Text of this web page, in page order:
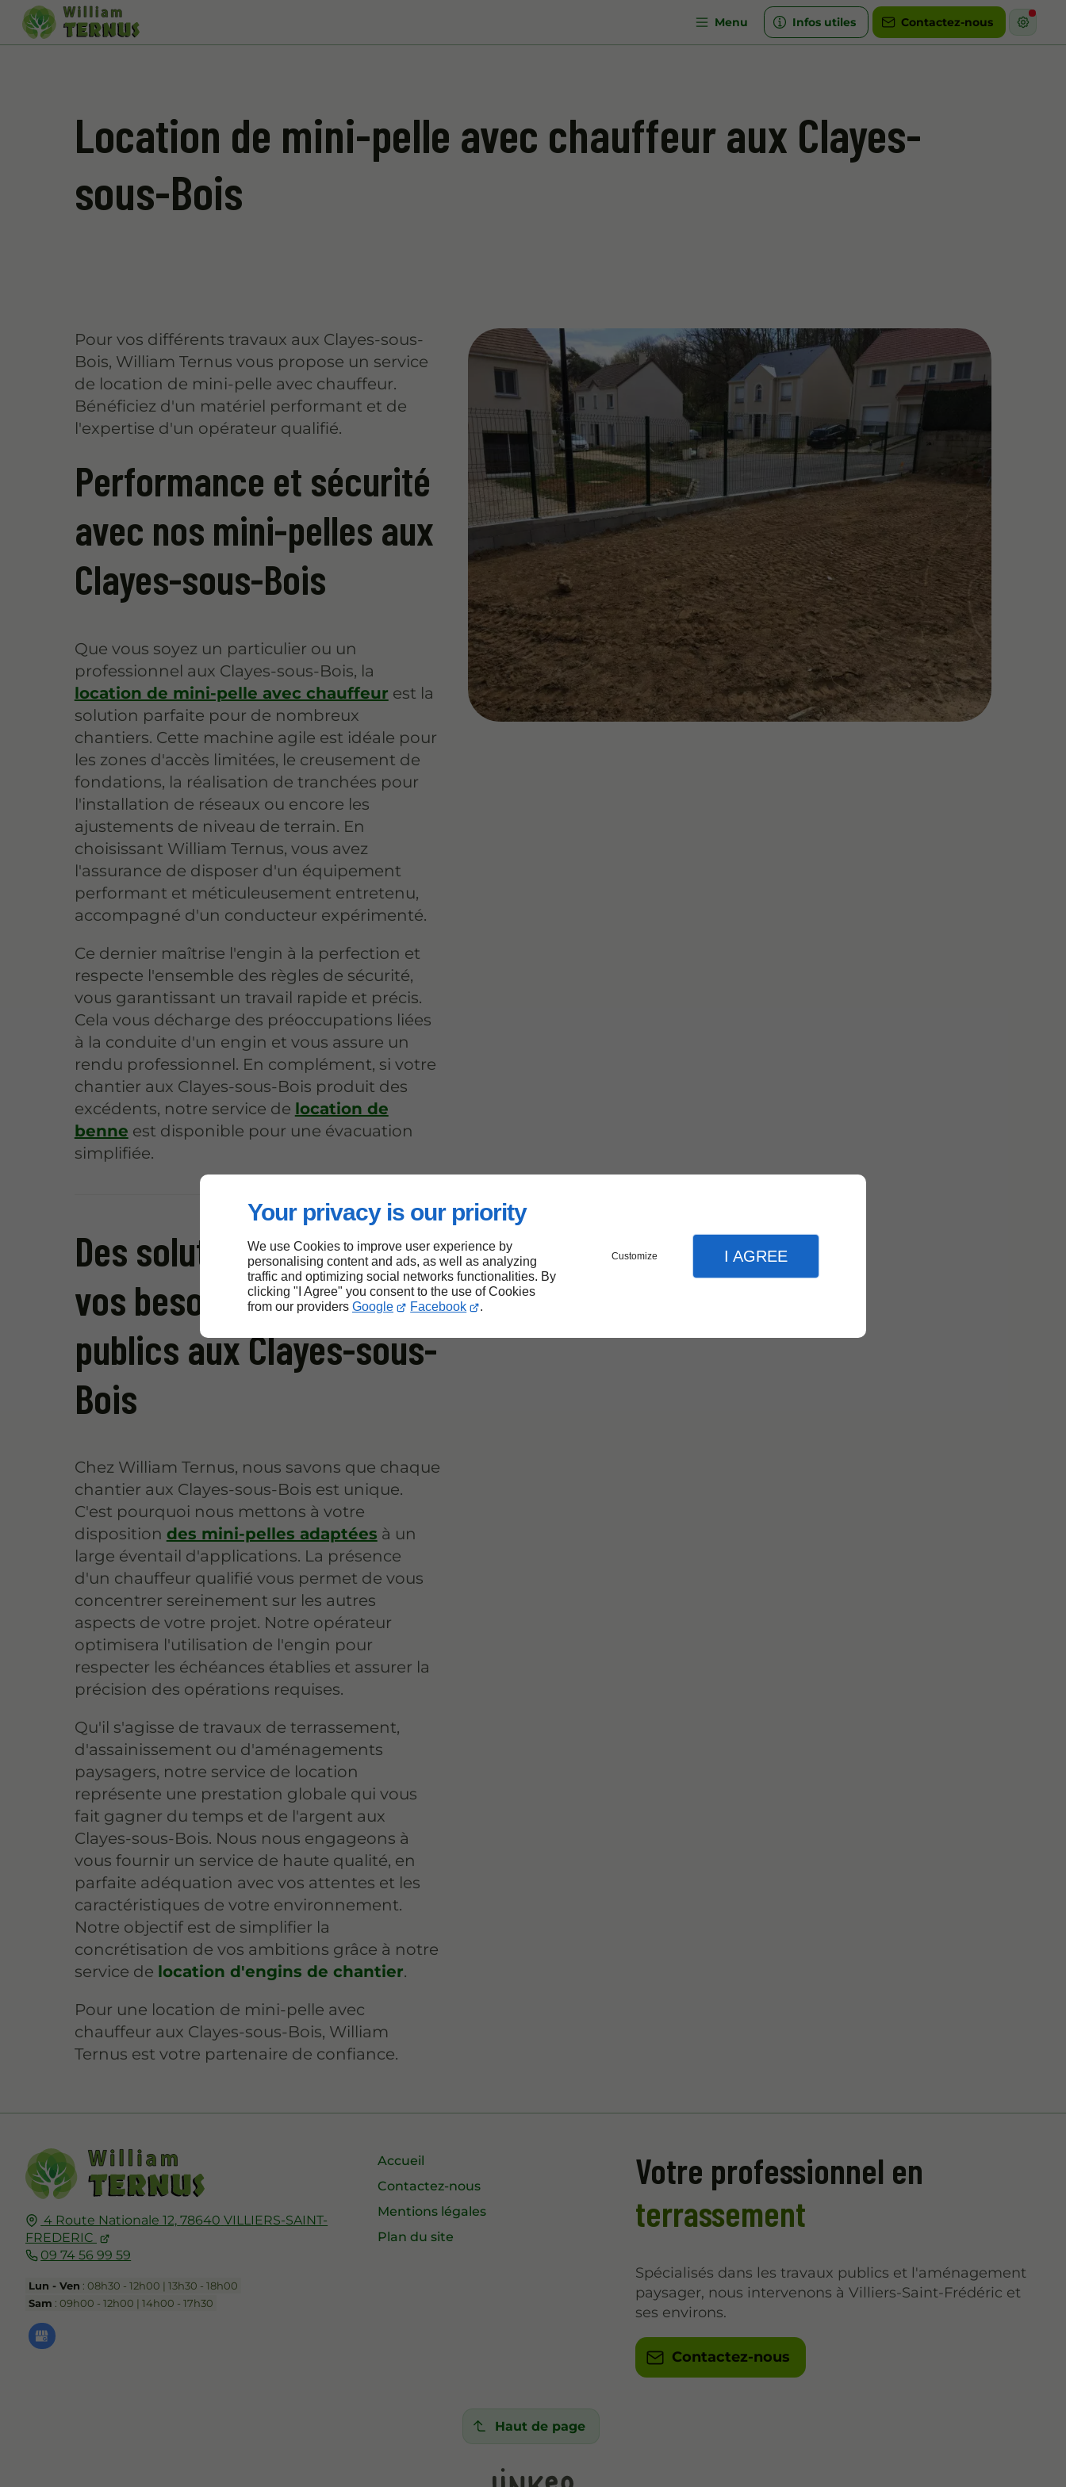
Your privacy is our priority
We use Cookies to improve user experience by
personalising content and ads, as well as analyzing
traffic and optimizing social networks functionalities. By
clicking "I Agree" you consent to the use of Cookies
from our providers Google Facebook .
Customize I AGREE
Menu Infos utiles Contactez-nous
Location de mini-pelle avec chauffeur aux Clayes-
sous-Bois
Pour vos différents travaux aux Clayes-sous-
Bois, William Ternus vous propose un service
de location de mini-pelle avec chauffeur.
Bénéficiez d'un matériel performant et de
l'expertise d'un opérateur qualifié.
Performance et sécurité
avec nos mini-pelles aux
Clayes-sous-Bois
Que vous soyez un particulier ou un
professionnel aux Clayes-sous-Bois, la
location de mini-pelle avec chauffeur est la
solution parfaite pour de nombreux
chantiers. Cette machine agile est idéale pour
les zones d'accès limitées, le creusement de
fondations, la réalisation de tranchées pour
l'installation de réseaux ou encore les
ajustements de niveau de terrain. En
choisissant William Ternus, vous avez
l'assurance de disposer d'un équipement
performant et méticuleusement entretenu,
accompagné d'un conducteur expérimenté.
Ce dernier maîtrise l'engin à la perfection et
respecte l'ensemble des règles de sécurité,
vous garantissant un travail rapide et précis.
Cela vous décharge des préoccupations liées
à la conduite d'un engin et vous assure un
rendu professionnel. En complément, si votre
chantier aux Clayes-sous-Bois produit des
excédents, notre service de location de
benne est disponible pour une évacuation
simplifiée.
Des solutions adaptées à
vos besoins en travaux
publics aux Clayes-sous-
Bois
Chez William Ternus, nous savons que chaque
chantier aux Clayes-sous-Bois est unique.
C'est pourquoi nous mettons à votre
disposition des mini-pelles adaptées à un
large éventail d'applications. La présence
d'un chauffeur qualifié vous permet de vous
concentrer sereinement sur les autres
aspects de votre projet. Notre opérateur
optimisera l'utilisation de l'engin pour
respecter les échéances établies et assurer la
précision des opérations requises.
Qu'il s'agisse de travaux de terrassement,
d'assainissement ou d'aménagements
paysagers, notre service de location
représente une prestation globale qui vous
fait gagner du temps et de l'argent aux
Clayes-sous-Bois. Nous nous engageons à
vous fournir un service de haute qualité, en
parfaite adéquation avec vos attentes et les
caractéristiques de votre environnement.
Notre objectif est de simplifier la
concrétisation de vos ambitions grâce à notre
service de location d'engins de chantier.
Pour une location de mini-pelle avec
chauffeur aux Clayes-sous-Bois, William
Ternus est votre partenaire de confiance.
4 Route Nationale 12, 78640 VILLIERS-SAINT-
FREDERIC
09 74 56 99 59
Lun - Ven : 08h30 - 12h00 | 13h30 - 18h00
Sam : 09h00 - 12h00 | 14h00 - 17h30
Accueil
Contactez-nous
Mentions légales
Plan du site
Votre professionnel en
terrassement
Spécialisés dans les travaux publics et l'aménagement
paysager, nous intervenons à Villiers-Saint-Frédéric et
ses environs.
Contactez-nous
Haut de page